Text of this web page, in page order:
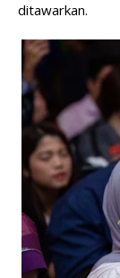
ditawarkan.